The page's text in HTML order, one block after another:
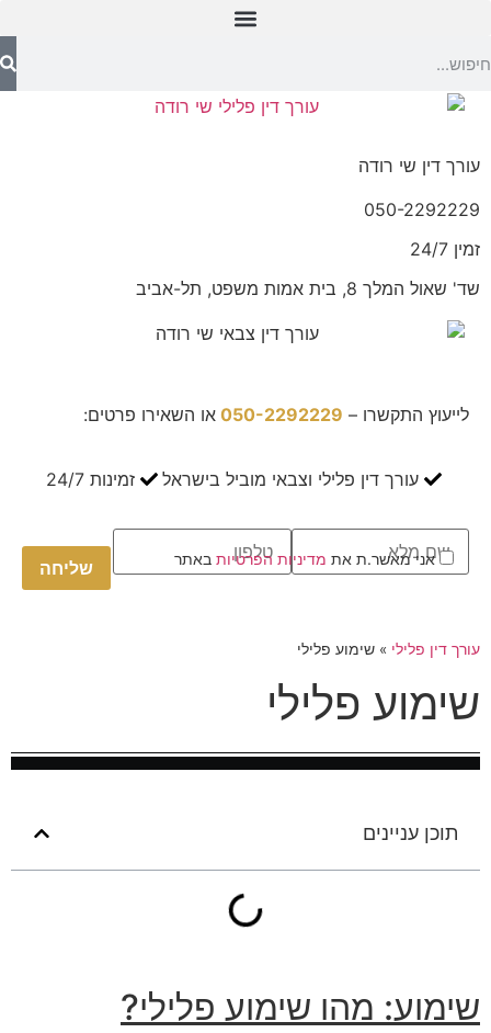
עורך דין שי רודה
050-2292229
זמין 24/7
שד' שאול המלך 8, בית אמות משפט, תל-אביב
לייעוץ התקשרו – 050-2292229 או השאירו פרטים:
עורך דין פלילי וצבאי מוביל בישראל זמינות 24/7
Please
leave
this
אני מאשר.ת את מדיניות הפרטיות באתר
עורך דין פלילי » שימוע פלילי
שימוע פלילי
תוכן עניינים
שימוע: מהו שימוע פלילי?